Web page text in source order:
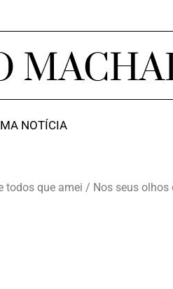
NOTÍCIA
todos que amei / Nos seus olhos